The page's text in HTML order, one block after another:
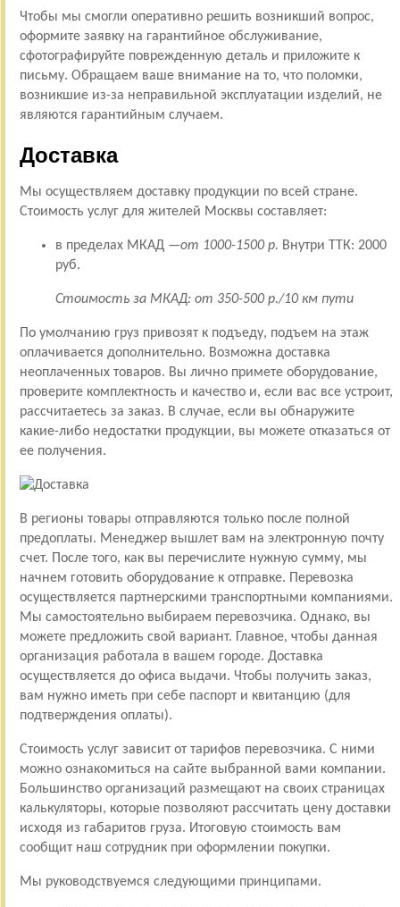
Чтобы мы смогли оперативно решить возникший вопрос,
оформите заявку на гарантийное обслуживание,
сфотографируйте поврежденную деталь и приложите к
письму. Обращаем ваше внимание на то, что поломки,
возникшие из-за неправильной эксплуатации изделий, не
являются гарантийным случаем.
Доставка
Мы осуществляем доставку продукции по всей стране.
Стоимость услуг для жителей Москвы составляет:
в пределах МКАД —от 1000-1500 р. Внутри ТТК: 2000
руб.
Стоимость за МКАД: от 350-500 р./10 км пути
По умолчанию груз привозят к подъеду, подъем на этаж
оплачивается дополнительно. Возможна доставка
неоплаченных товаров. Вы лично примете оборудование,
проверите комплектность и качество и, если вас все устроит,
рассчитаетесь за заказ. В случае, если вы обнаружите
какие-либо недостатки продукции, вы можете отказаться от
ее получения.
В регионы товары отправляются только после полной
предоплаты. Менеджер вышлет вам на электронную почту
счет. После того, как вы перечислите нужную сумму, мы
начнем готовить оборудование к отправке. Перевозка
осуществляется партнерскими транспортными компаниями.
Мы самостоятельно выбираем перевозчика. Однако, вы
можете предложить свой вариант. Главное, чтобы данная
организация работала в вашем городе. Доставка
осуществляется до офиса выдачи. Чтобы получить заказ,
вам нужно иметь при себе паспорт и квитанцию (для
подтверждения оплаты).
Стоимость услуг зависит от тарифов перевозчика. С ними
можно ознакомиться на сайте выбранной вами компании.
Большинство организаций размещают на своих страницах
калькуляторы, которые позволяют рассчитать цену доставки
исходя из габаритов груза. Итоговую стоимость вам
сообщит наш сотрудник при оформлении покупки.
Мы руководствуемся следующими принципами.